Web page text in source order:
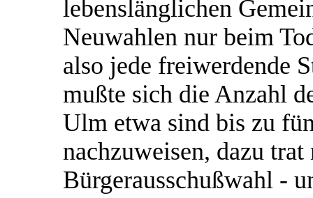
lebenslänglichen
Neuwahlen nur beim
also jede freiwerdende
mußte sich die Anzahl
Ulm etwa sind bis zu
nachzuweisen, dazu
Bürgerausschußwahl -